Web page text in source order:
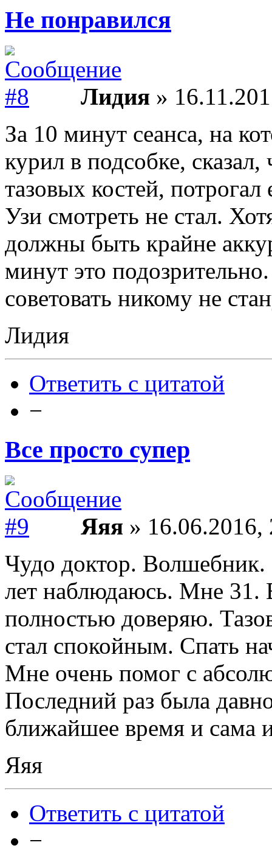
Не понравился
Лидия »
За 10 минут сеанса, на
курил в подсобке,
тазовых костей,
Узи смотреть не стал.
должны быть крайне
минут это
советовать никому не
Лидия
Ответить с цитатой
−
Все просто супер
Яяя » 16.06.2016,
Чудо доктор. Волшебник.
лет наблюдаюсь. Мне 31.
полностью доверяю.
стал спокойным. Спать
Мне очень помог с
Последний раз была
ближайшее время и сама
Яяя
Ответить с цитатой
−